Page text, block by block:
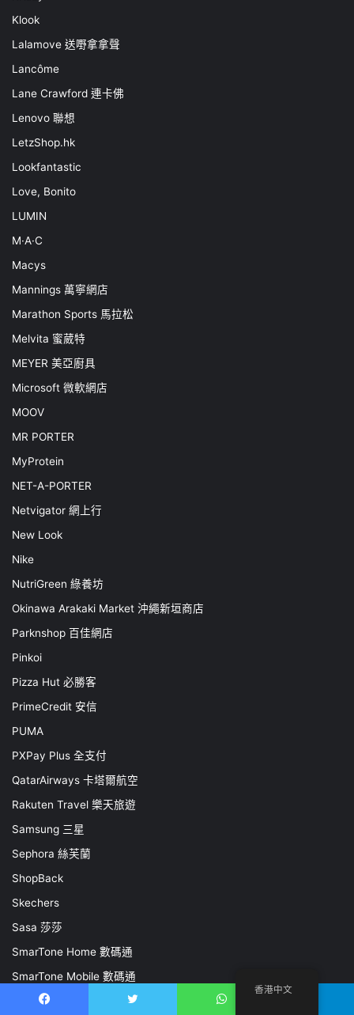
Klook
Lalamove 送嘢拿拿聲
Lancôme
Lane Crawford 連卡佛
Lenovo 聯想
LetzShop.hk
Lookfantastic
Love, Bonito
LUMIN
M·A·C
Macys
Mannings 萬寧網店
Marathon Sports 馬拉松
Melvita 蜜葳特
MEYER 美亞廚具
Microsoft 微軟網店
MOOV
MR PORTER
MyProtein
NET-A-PORTER
Netvigator 網上行
New Look
Nike
NutriGreen 綠養坊
Okinawa Arakaki Market 沖繩新垣商店
Parknshop 百佳網店
Pinkoi
Pizza Hut 必勝客
PrimeCredit 安信
PUMA
PXPay Plus 全支付
QatarAirways 卡塔爾航空
Rakuten Travel 樂天旅遊
Samsung 三星
Sephora 絲芙蘭
ShopBack
Skechers
Sasa 莎莎
SmarTone Home 數碼通
SmarTone Mobile 數碼通
Speedo
香港中文